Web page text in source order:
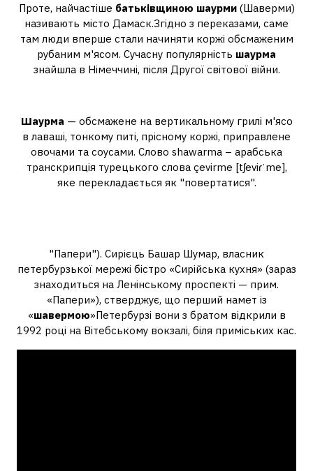
Проте, найчастіше батьківщиною шаурми(Шаверми)
називають місто Дамаск.Згідно з переказами, саме
там люди вперше стали начиняти коржі обсмаженим
рубаним м'ясом. Сучасну популярність шаурма
знайшла в Німеччині, після Другої світової війни.
Шаурма — обсмажене на вертикальному грилі м'ясо
в лаваші, тонкому питі, прісному коржі, приправлене
овочами та соусами. Слово shawarma – арабська
транскрипція турецького слова çevirme [tʃeviɾˈme],
яке перекладається як "повертатися".
"Папери"). Сирієць Башар Шумар, власник
петербурзької мережі бістро «Сирійська кухня» (зараз
знаходиться на Ленінському проспекті — прим.
«Папери»), стверджує, що перший намет із
«шавермою»Петербурзі вони з братом відкрили в
1992 році на Вітебському вокзалі, біля приміських кас.